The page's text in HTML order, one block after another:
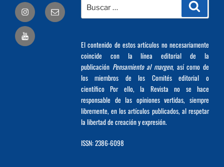
por:
El contenido de estos artículos no necesariamente
coincide con la línea editorial de la
publicación Pensamiento al margen, así como de
los miembros de los Comités editorial o
científico Por ello, la Revista no se hace
responsable de las opiniones vertidas, siempre
libremente, en los artículos publicados, al respetar
la libertad de creación y expresión.
ISSN: 2386-6098
Correo
electrónico